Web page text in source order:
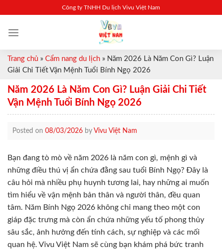
content
Công ty TNHH Du lịch Vivu Việt Nam
Trang chủ » Cẩm nang du lịch » Năm 2026 Là Năm Con Gì? Luận
Giải Chi Tiết Vận Mệnh Tuổi Bính Ngọ 2026
Năm 2026 Là Năm Con Gì? Luận Giải Chi Tiết
Vận Mệnh Tuổi Bính Ngọ 2026
Posted on 08/03/2026 by Vivu Việt Nam
Bạn đang tò mò về năm 2026 là năm con gì, mệnh gì và
những điều thú vị ẩn chứa đằng sau tuổi Bính Ngọ? Đây là
câu hỏi mà nhiều phụ huynh tương lai, hay những ai muốn
tìm hiểu về vận mệnh bản thân và người thân, đều quan
tâm. Năm Bính Ngọ 2026 không chỉ mang theo một con
giáp đặc trưng mà còn ẩn chứa những yếu tố phong thủy
sâu sắc, ảnh hưởng đến tính cách, sự nghiệp và các mối
quan hệ. Vivu Việt Nam sẽ cùng bạn khám phá bức tranh